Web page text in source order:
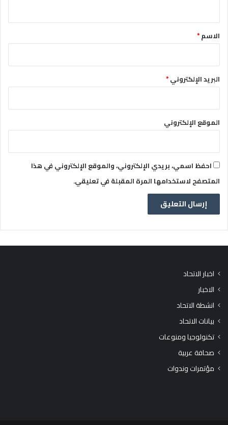
*الاسم*
البريد الإلكتروني*
الموقع الإلكتروني
احفظ اسمي، بريدي الإلكتروني، والموقع الإلكتروني في هذا
المتصفح لاستخدامها المرة المقبلة في تعليقي.
اخبار الاتحاد
الاخبار
انشطة الاتحاد
بيانات الاتحاد
تكنولوجيا ومنوعات
صحافة عربية
مؤتمرات وندوات